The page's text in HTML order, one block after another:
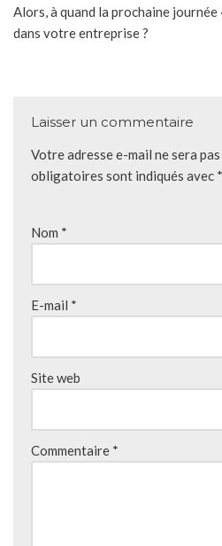
Alors, à quand la prochaine journée
dans votre entreprise ?
Laisser un commentaire
Votre adresse e-mail ne sera
obligatoires sont indiqués avec *
Nom *
E-mail *
Site web
Commentaire *